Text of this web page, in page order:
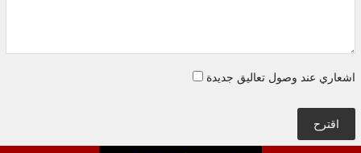
اشعاري عند وصول تعاليق جديدة
اقترح